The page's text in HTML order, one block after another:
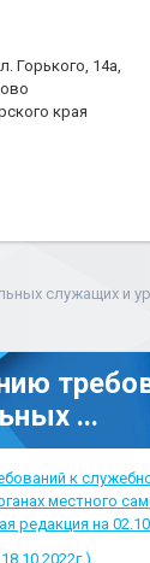
Горького, 14а,
края
служащих и
...
к
местного
редакция на